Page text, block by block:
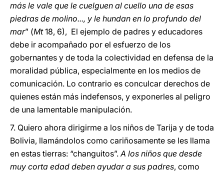
más le vale que le cuelguen al cuello una de esas
piedras de molino..., y le hundan en lo profundo del
mar” (Mt18, 6), El ejemplo de padres y educadores
debe ir acompañado por el esfuerzo de los
gobernantes y de toda la colectividad en defensa de la
moralidad pública, especialmente en los medios de
comunicación. Lo contrario es conculcar derechos de
quienes están más indefensos, y exponerles al peligro
de una lamentable manipulación.
7. Quiero ahora dirigirme a los niños de Tarija y de toda
Bolivia, llamándolos como cariñosamente se les llama
en estas tierras: “changuitos”.A los niños que desde
muy corta edad deben ayudar a sus padres, como